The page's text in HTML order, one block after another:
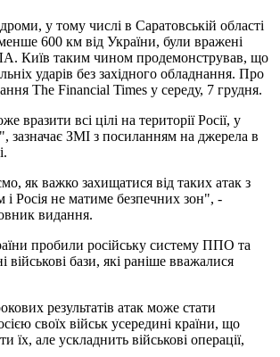
у тому числі в Саратовській області
600 км від України, були вражені
Київ таким чином продемонстрував, що
ударів без західного обладнання. Про
The Financial Times у середу, 7 грудня.
вразити всі цілі на території Росії, у
зазначає ЗМІ з посиланням на джерела в
як важко захищатися від таких атак з
і Росія не матиме безпечних зон", -
видання.
пробили російську систему ППО та
військові бази, які раніше вважалися
результатів атак може стати
своїх військ усередині країни, що
їх, але ускладнить військові операції,